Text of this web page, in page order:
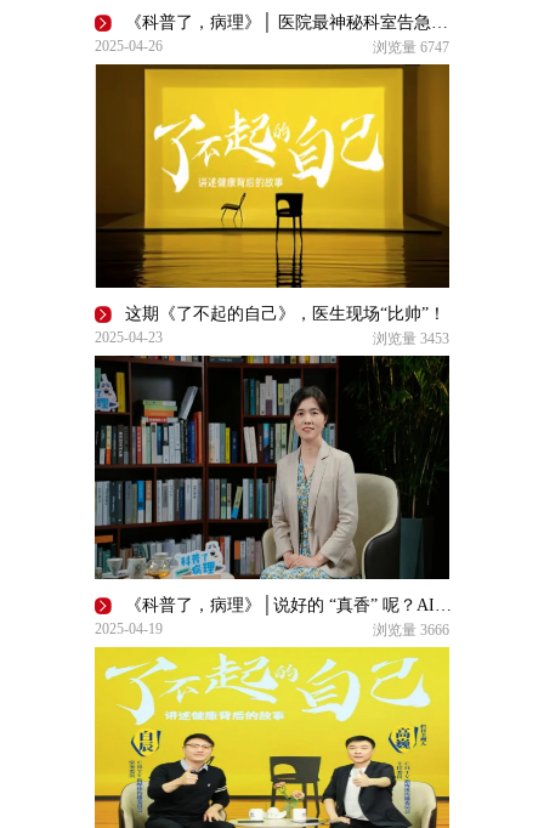
《科普了，病理》│ 医院最神秘科室告急！中国病理医生去哪儿了？
2025-04-26 浏览量 6747
这期《了不起的自己》，医生现场“比帅”！
2025-04-23 浏览量 3453
《科普了，病理》│说好的 “真香” 呢？AI在病理学也有痛点！
2025-04-19 浏览量 3666